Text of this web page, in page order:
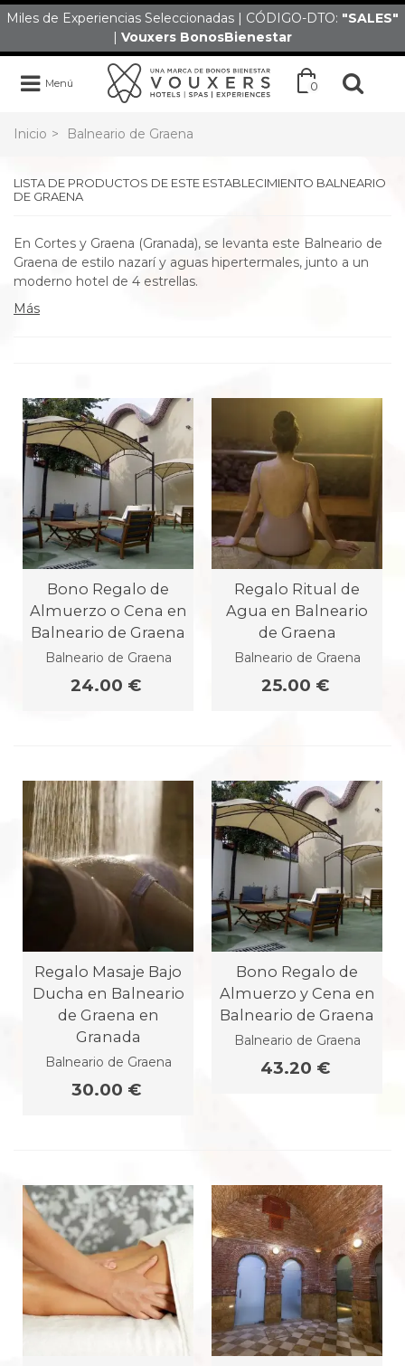
Miles de Experiencias Seleccionadas | CÓDIGO-DTO: "SALES"
| Vouxers BonosBienestar
Menú 0
Inicio > Balneario de Graena
LISTA DE PRODUCTOS DE ESTE ESTABLECIMIENTO BALNEARIO
DE GRAENA
En Cortes y Graena (Granada), se levanta este Balneario de
Graena de estilo nazarí y aguas hipertermales, junto a un
moderno hotel de 4 estrellas.
Más
Bono Regalo de
Almuerzo o Cena en
Balneario de Graena
Balneario de Graena
24.00 €
Regalo Ritual de
Agua en Balneario
de Graena
Balneario de Graena
25.00 €
Regalo Masaje Bajo
Ducha en Balneario
de Graena en
Granada
Balneario de Graena
30.00 €
Bono Regalo de
Almuerzo y Cena en
Balneario de Graena
Balneario de Graena
43.20 €